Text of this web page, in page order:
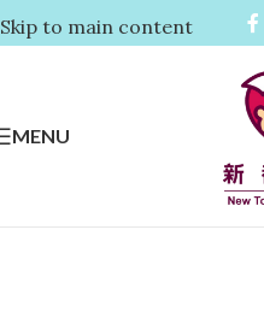
Skip to main content
MENU